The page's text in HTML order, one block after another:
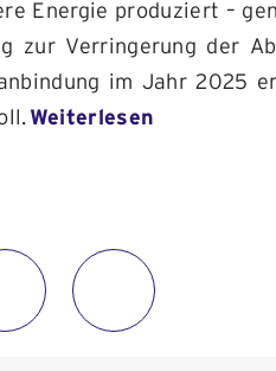
Energie produziert –
zur Verringerung der
im Jahr 2025
Weiterlesen